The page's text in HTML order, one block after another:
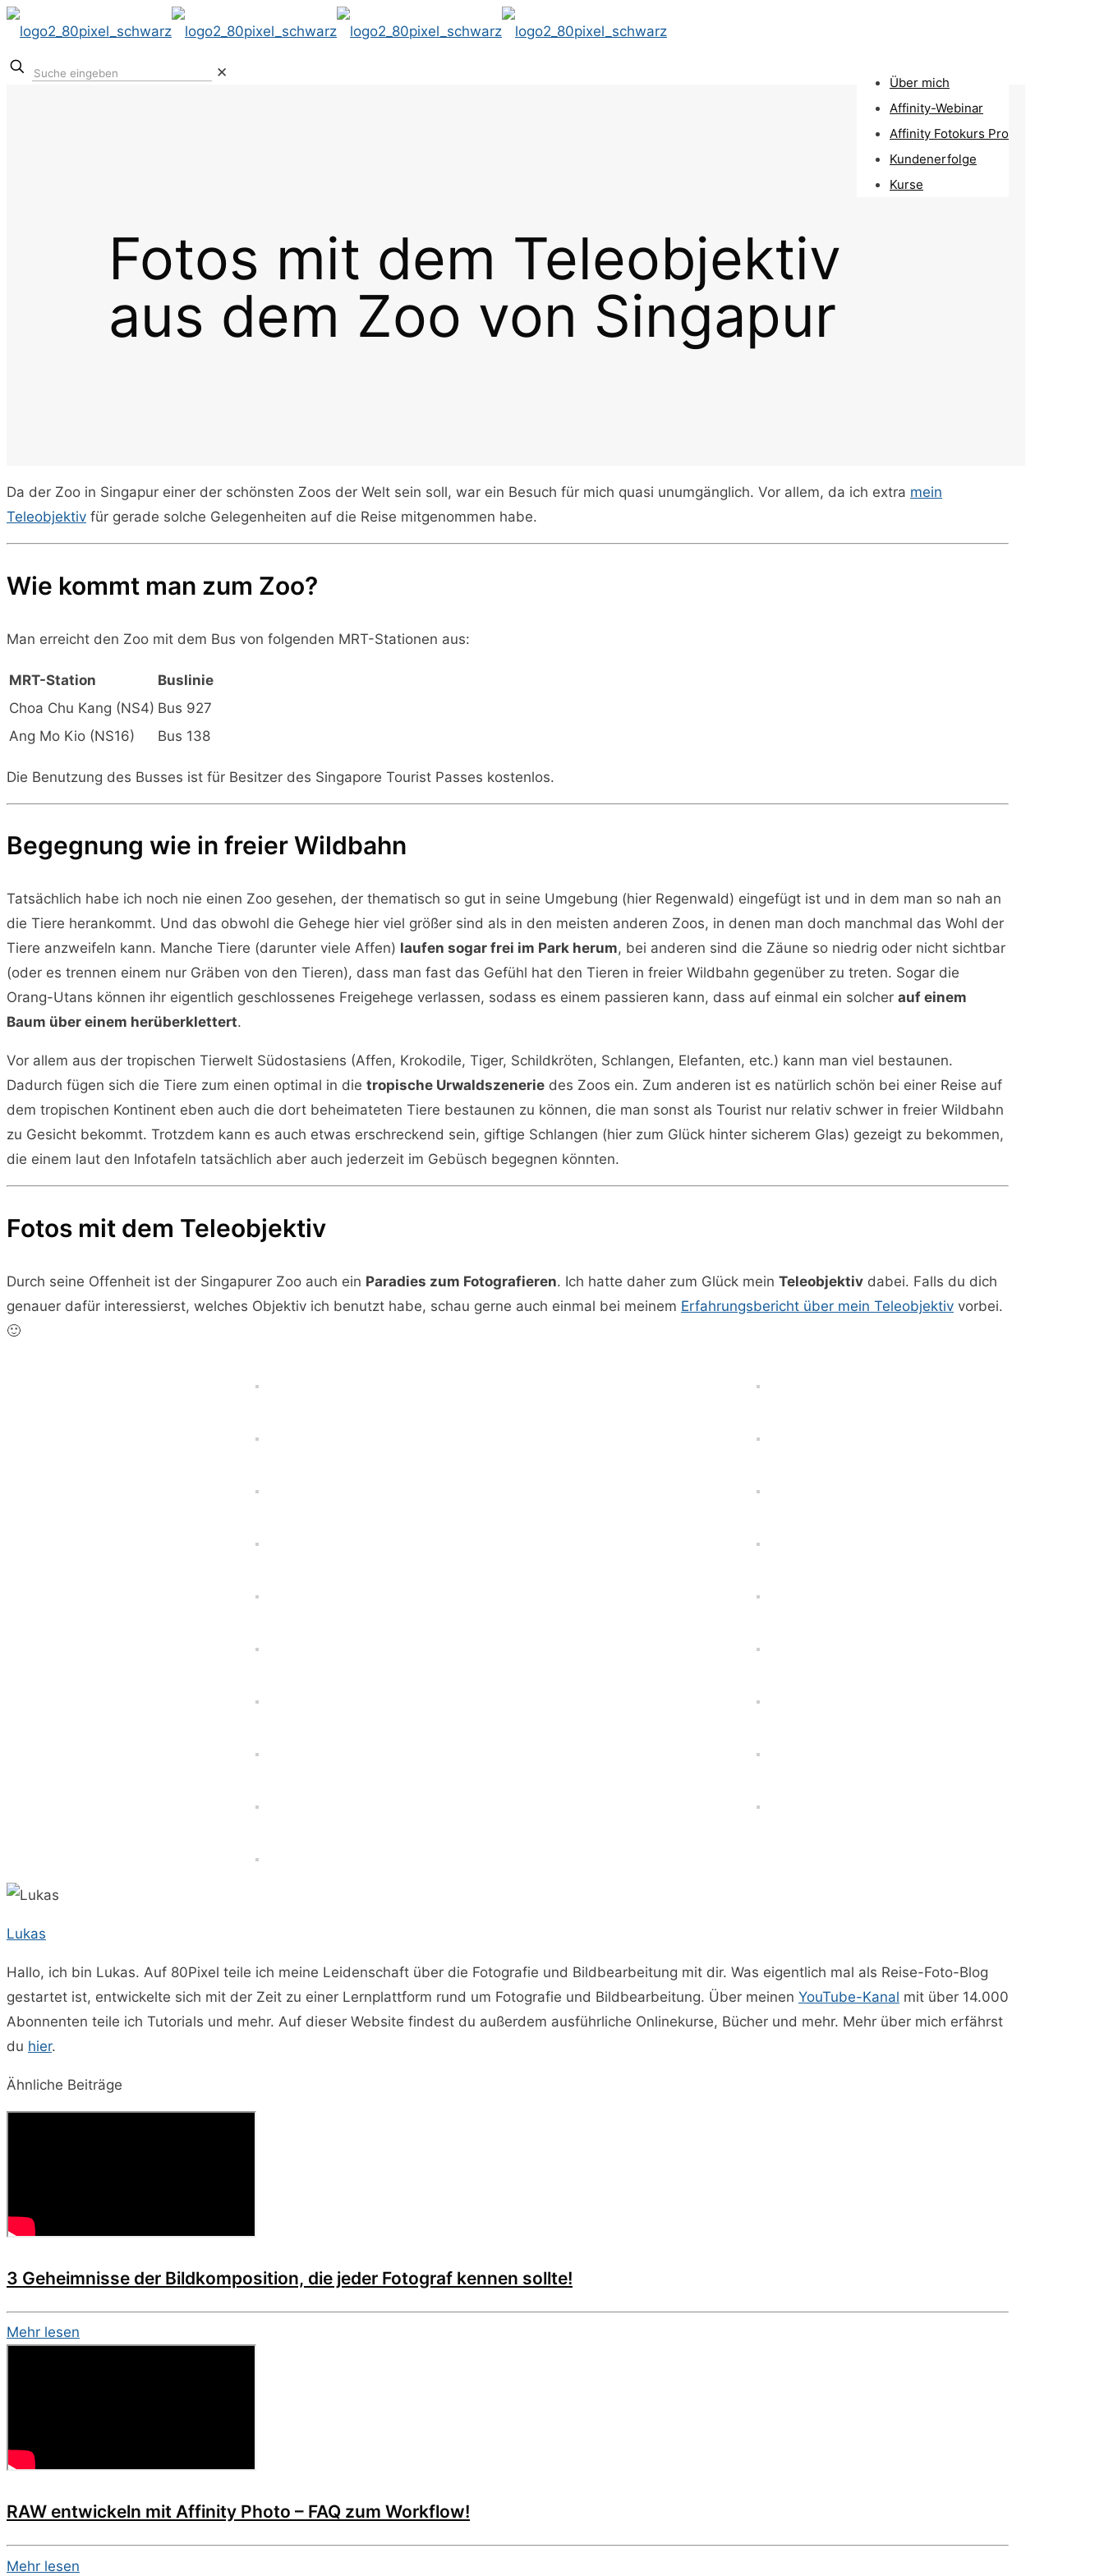
Über mich
Affinity-Webinar
Affinity Fotokurs Pro
Kundenerfolge
Kurse
✕
Fotos mit dem Teleobjektiv
aus dem Zoo von Singapur
Da der Zoo in Singapur einer der schönsten Zoos der Welt sein soll, war ein Besuch für mich quasi unumgänglich. Vor allem, da ich extra mein
Teleobjektiv für gerade solche Gelegenheiten auf die Reise mitgenommen habe.
Wie kommt man zum Zoo?
Man erreicht den Zoo mit dem Bus von folgenden MRT-Stationen aus:
MRT-Station
Buslinie
Choa Chu Kang (NS4) Bus 927
Ang Mo Kio (NS16)
Bus 138
Die Benutzung des Busses ist für Besitzer des Singapore Tourist Passes kostenlos.
Begegnung wie in freier Wildbahn
Tatsächlich habe ich noch nie einen Zoo gesehen, der thematisch so gut in seine Umgebung (hier Regenwald) eingefügt ist und in dem man so nah an
die Tiere herankommt. Und das obwohl die Gehege hier viel größer sind als in den meisten anderen Zoos, in denen man doch manchmal das Wohl der
Tiere anzweifeln kann. Manche Tiere (darunter viele Affen) laufen sogar frei im Park herum, bei anderen sind die Zäune so niedrig oder nicht sichtbar
(oder es trennen einem nur Gräben von den Tieren), dass man fast das Gefühl hat den Tieren in freier Wildbahn gegenüber zu treten. Sogar die
Orang-Utans können ihr eigentlich geschlossenes Freigehege verlassen, sodass es einem passieren kann, dass auf einmal ein solcher auf einem
Baum über einem herüberklettert.
Vor allem aus der tropischen Tierwelt Südostasiens (Affen, Krokodile, Tiger, Schildkröten, Schlangen, Elefanten, etc.) kann man viel bestaunen.
Dadurch fügen sich die Tiere zum einen optimal in die tropische Urwaldszenerie des Zoos ein. Zum anderen ist es natürlich schön bei einer Reise auf
dem tropischen Kontinent eben auch die dort beheimateten Tiere bestaunen zu können, die man sonst als Tourist nur relativ schwer in freier Wildbahn
zu Gesicht bekommt. Trotzdem kann es auch etwas erschreckend sein, giftige Schlangen (hier zum Glück hinter sicherem Glas) gezeigt zu bekommen,
die einem laut den Infotafeln tatsächlich aber auch jederzeit im Gebüsch begegnen könnten.
Fotos mit dem Teleobjektiv
Durch seine Offenheit ist der Singapurer Zoo auch ein Paradies zum Fotografieren. Ich hatte daher zum Glück mein Teleobjektiv dabei. Falls du dich
genauer dafür interessierst, welches Objektiv ich benutzt habe, schau gerne auch einmal bei meinem Erfahrungsbericht über mein Teleobjektiv vorbei.
🙂
Lukas
Hallo, ich bin Lukas. Auf 80Pixel teile ich meine Leidenschaft über die Fotografie und Bildbearbeitung mit dir. Was eigentlich mal als Reise-Foto-Blog
gestartet ist, entwickelte sich mit der Zeit zu einer Lernplattform rund um Fotografie und Bildbearbeitung. Über meinen YouTube-Kanal mit über 14.000
Abonnenten teile ich Tutorials und mehr. Auf dieser Website findest du außerdem ausführliche Onlinekurse, Bücher und mehr. Mehr über mich erfährst
du hier.
Ähnliche Beiträge
3 Geheimnisse der Bildkomposition, die jeder Fotograf kennen sollte!
Mehr lesen
RAW entwickeln mit Affinity Photo – FAQ zum Workflow!
Mehr lesen